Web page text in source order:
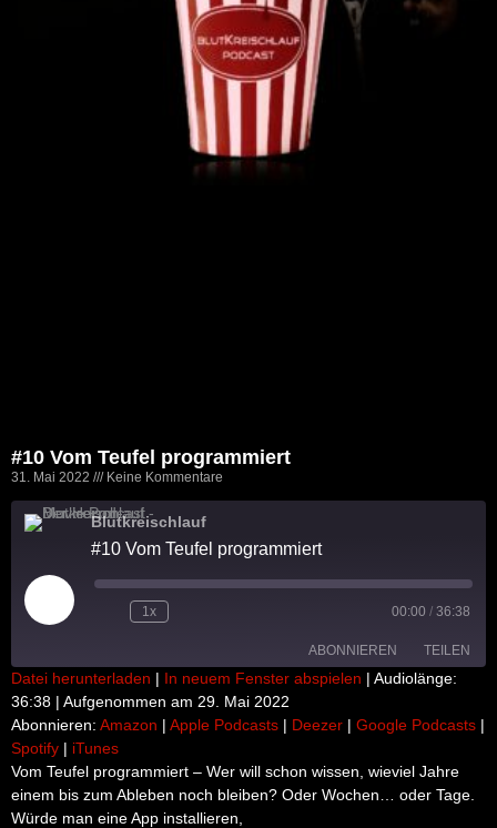
#10 Vom Teufel programmiert
31. Mai 2022 Keine Kommentare
Blutkreischlauf
#10 Vom Teufel programmiert
Play
Episode
1x 00:00 / 36:38
ABONNIEREN TEILEN
Amazon
Deezer
Spotify iTunes
RSS FEED
TEILEN
LINK
EMBED
Datei herunterladen | In neuem Fenster abspielen | Audiolänge:
36:38 | Aufgenommen am 29. Mai 2022
Abonnieren: Amazon | Apple Podcasts | Deezer | Google Podcasts |
Spotify | iTunes
Vom Teufel programmiert – Wer will schon wissen, wieviel Jahre
einem bis zum Ableben noch bleiben? Oder Wochen… oder Tage.
Würde man eine App installieren,